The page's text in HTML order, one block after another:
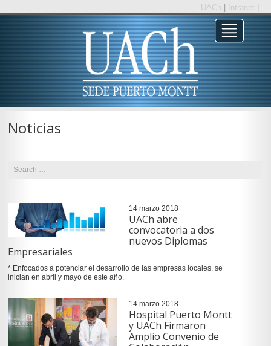
UACh Intranet
Noticias
14 marzo 2018
UACh abre
convocatoria a dos
nuevos Diplomas
Empresariales
* Enfocados a potenciar el desarrollo de las empresas locales, se
inician en abril y mayo de este año.
14 marzo 2018
Hospital Puerto Montt
y UACh Firmaron
Amplio Convenio de